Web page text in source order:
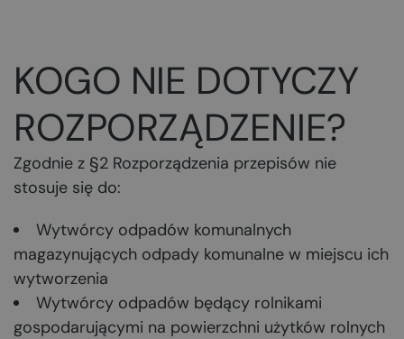
KOGO NIE DOTYCZY
ROZPORZĄDZENIE?
Zgodnie z §2 Rozporządzenia przepisów nie
stosuje się do:
Wytwórcy odpadów komunalnych
magazynujących odpady komunalne w miejscu ich
wytworzenia
Wytwórcy odpadów będący rolnikami
gospodarującymi na powierzchni użytków rolnych